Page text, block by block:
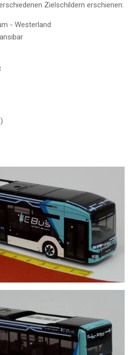
Zielschildern erschienen:
- Westerland